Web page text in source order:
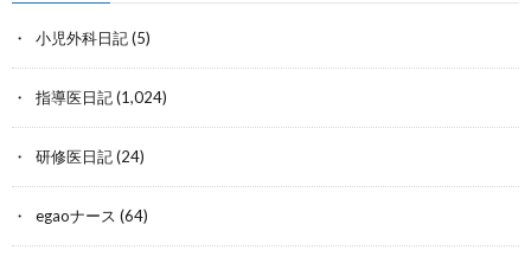
小児外科日記(5)
指導医日記(1,024)
研修医日記(24)
egaoナース (64)